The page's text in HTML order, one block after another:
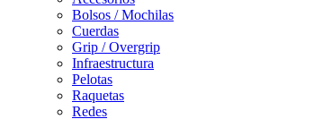
Bolsos / Mochilas
Cuerdas
Grip / Overgrip
Infraestructura
Pelotas
Raquetas
Redes